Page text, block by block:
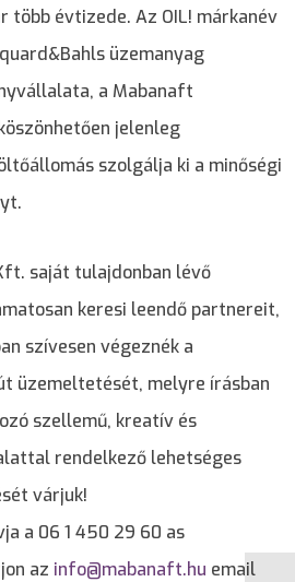
több évtizede. Az OIL! márkanév
üzemanyag
a Mabanaft
jelenleg
szolgálja ki a minőségi
saját tulajdonban lévő
keresi leendő partnereit,
szívesen végeznék a
üzemeltetését, melyre írásban
szellemű, kreatív és
rendelkező lehetséges
várjuk!
a 06 1 450 29 60 as
az info@mabanaft.hu email